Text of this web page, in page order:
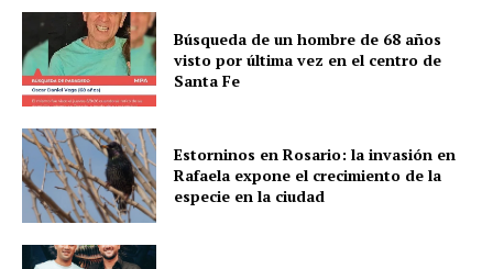
Búsqueda de un hombre de 68 años
visto por última vez en el centro de
Santa Fe
Estorninos en Rosario: la invasión en
Rafaela expone el crecimiento de la
especie en la ciudad